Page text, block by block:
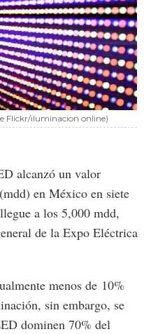
Flickr/iluminacion online)
alcanzó un valor
en México en siete
a los 5,000 mdd,
de la Expo Eléctrica
menos de 10%
sin embargo, se
dominen 70% del